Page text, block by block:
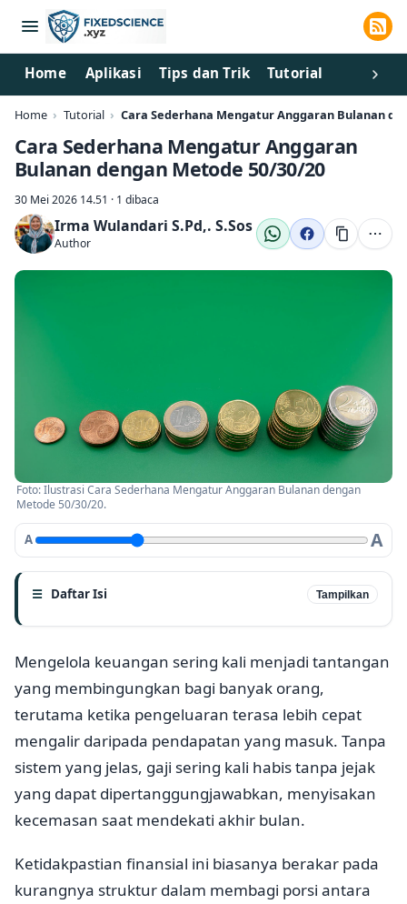
Home Aplikasi Tips dan Trik Tutorial
Home Tutorial Cara Sederhana Mengatur Anggaran Bulanan
Cara Sederhana Mengatur Anggaran
Bulanan dengan Metode 50/30/20
30 Mei 2026 14.51 · 1 dibaca
Irma Wulandari S.Pd,. S.Sos
Author
Foto: Ilustrasi Cara Sederhana Mengatur Anggaran Bulanan dengan
Metode 50/30/20.
A A
Daftar Isi Tampilkan
Mengelola keuangan sering kali menjadi tantangan
yang membingungkan bagi banyak orang,
terutama ketika pengeluaran terasa lebih cepat
mengalir daripada pendapatan yang masuk. Tanpa
sistem yang jelas, gaji sering kali habis tanpa jejak
yang dapat dipertanggungjawabkan, menyisakan
kecemasan saat mendekati akhir bulan.
Ketidakpastian finansial ini biasanya berakar pada
kurangnya struktur dalam membagi porsi antara